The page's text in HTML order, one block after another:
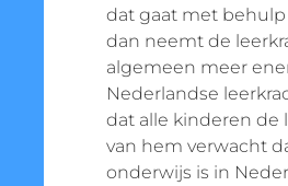
dat gaat met
dan neemt de
algemeen meer
Nederlandse
dat alle kinderen de
van hem verwacht
onderwijs is in